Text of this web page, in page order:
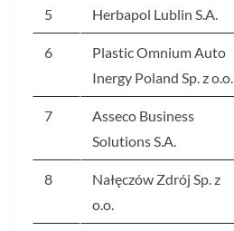
5 Herbapol Lublin S.A.
6
Plastic Omnium Auto
Inergy Poland Sp. z o.o.
7
Asseco Business
Solutions S.A.
8
Nałęczów Zdrój Sp. z
o.o.